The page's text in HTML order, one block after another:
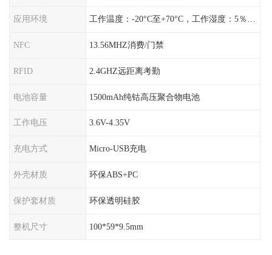
应用环境
NFC 13.56MHZ消费/门禁
RFID 2.4GHZ远距离考勤
电池容量 1500mAh纯钴高压聚合物电池
工作电压 3.6V-4.35V
充电方式 Micro-USB充电
外壳材质 环保ABS+PC
保护套材质 环保透明硅胶
整机尺寸 100*59*9.5mm